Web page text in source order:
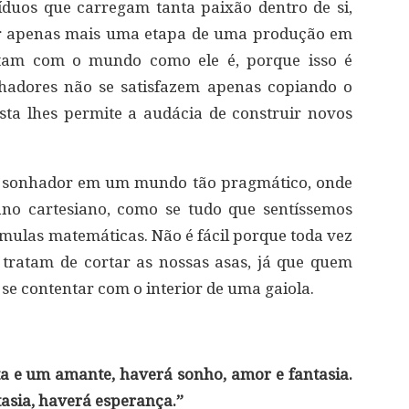
que carregam tanta paixão dentro de si,
mais uma etapa de uma produção em
com o mundo como ele é, porque isso é
não se satisfazem apenas copiando o
lhes permite a audácia de construir novos
em um mundo tão pragmático, onde
cartesiano, como se tudo que sentíssemos
matemáticas. Não é fácil porque toda vez
de cortar as nossas asas, já que quem
contentar com o interior de uma gaiola.
e um amante, haverá sonho, amor e fantasia.
haverá esperança.”